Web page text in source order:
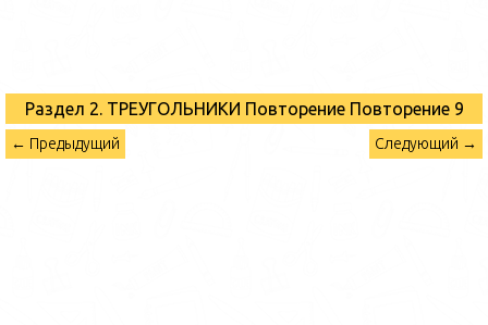
Раздел 2. ТРЕУГОЛЬНИКИ Повторение Повторение 9
← Предыдущий Следующий →